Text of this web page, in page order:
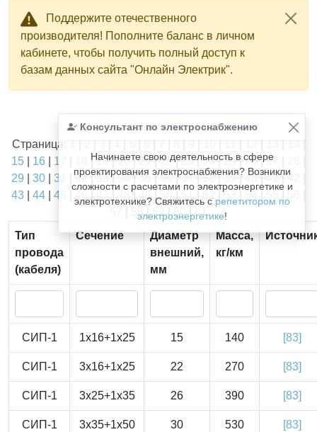
Поддержите отечественного
производителя! Пополните баланс в личном
кабинете, чтобы получить полный доступ к
базам данных сайта "Онлайн Электрик".
Консультант по электроснабжению
Начинаете свою деятельность в сфере
проектирования электроснабжения? Возникли
сложности с расчетами по электроэнергетике и
электротехнике? Свяжитесь с репетитором по
электроэнергетике!
Найдено1811из1811записей.
Страница: 1 | 2 | 3 | 4 | 5 | 6 | 7 | 8 | 9 | 10 | 11 | 12 | 13 | 14 |
15
16 17 |19|20|21|22|23|24|25 |26|27
29
30 31 |32|33|34|35 |36|37|38|39| 40|41|42
43
44 45 | 49 |50 |53 54
58|59|60|61
Тип
провода
(кабеля)
Сечение
Диаметр
внешний,
мм
Масса,
кг/км
СИП-1 1x16+1x25 15 140 [83]
СИП-1 3x16+1x25 22 270 [83]
СИП-1 3x25+1x35 26 390 [83]
СИП-1 3x35+1x50 30 530 [83]